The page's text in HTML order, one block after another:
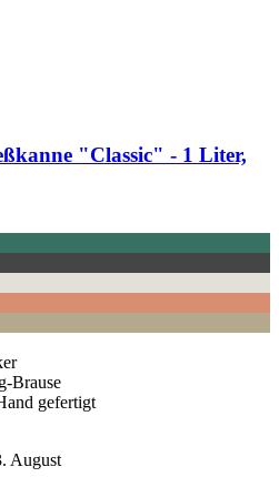
"Classic" -​ 1 Liter,
Brause
gefertigt
August